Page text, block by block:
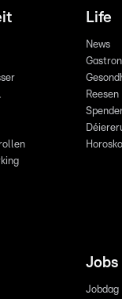
Life
News
Reesen
Jobs
Jobdag